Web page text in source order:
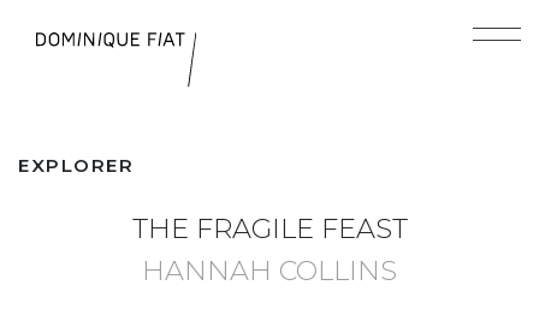
EXPLORER
THE FRAGILE FEAST
HANNAH COLLINS